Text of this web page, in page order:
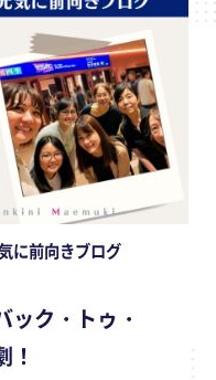
に前向きブログ
ク・トゥ・
！